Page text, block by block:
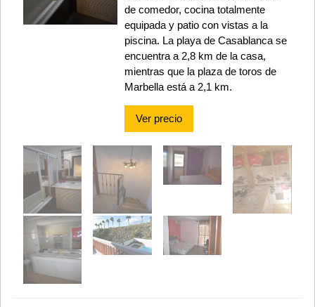
de comedor, cocina totalmente
equipada y patio con vistas a la
piscina. La playa de Casablanca se
encuentra a 2,8 km de la casa,
mientras que la plaza de toros de
Marbella está a 2,1 km.
Ver precio